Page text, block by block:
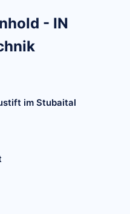
- IN
im Stubaital